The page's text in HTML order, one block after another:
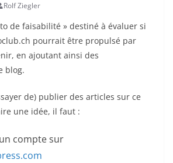
Rolf Ziegler
de faisabilité » destiné à évaluer si
pourrait être propulsé par
en ajoutant ainsi des
blog.
de) publier des articles sur ce
une idée, il faut :
compte sur